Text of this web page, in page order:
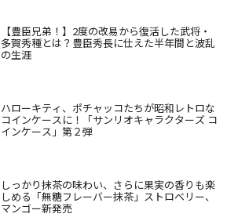
【豊臣兄弟！】2度の改易から復活した武将・
多賀秀種とは？豊臣秀長に仕えた半年間と波乱
の生涯
ハローキティ、ポチャッコたちが昭和レトロな
コインケースに！「サンリオキャラクターズ コ
インケース」第２弾
しっかり抹茶の味わい、さらに果実の香りも楽
しめる「無糖フレーバー抹茶」ストロベリー、
マンゴー新発売